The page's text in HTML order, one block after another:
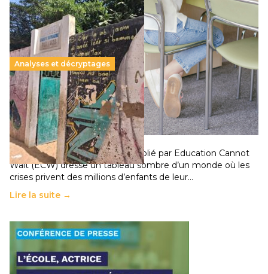
Analyses et décryptages
258 millions d’enfants victimes de la guerre, des
chocs climatiques et des déplacements de
population
11 juillet 2026- National
Un nouveau rapport mondial publié par Education Cannot
Wait (ECW) dresse un tableau sombre d’un monde où les
crises privent des millions d’enfants de leur…
Lire la suite →